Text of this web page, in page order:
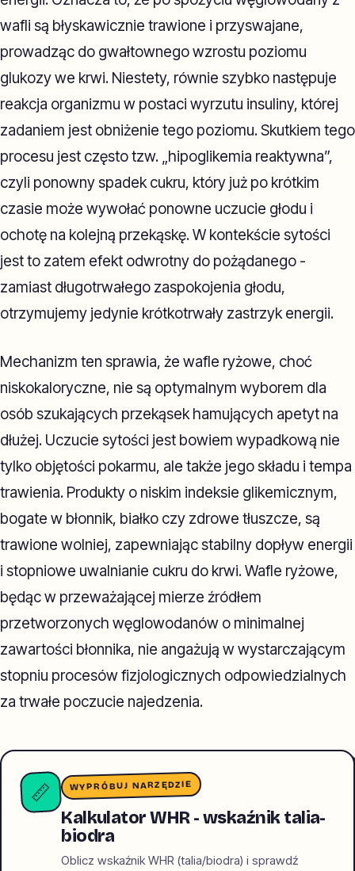
wafli są błyskawicznie trawione i przyswajane,
prowadząc do gwałtownego wzrostu poziomu
glukozy we krwi. Niestety, równie szybko następuje
reakcja organizmu w postaci wyrzutu insuliny, której
zadaniem jest obniżenie tego poziomu. Skutkiem tego
procesu jest często tzw. „hipoglikemia reaktywna”,
czyli ponowny spadek cukru, który już po krótkim
czasie może wywołać ponowne uczucie głodu i
ochotę na kolejną przekąskę. W kontekście sytości
jest to zatem efekt odwrotny do pożądanego -
zamiast długotrwałego zaspokojenia głodu,
otrzymujemy jedynie krótkotrwały zastrzyk energii.
Mechanizm ten sprawia, że wafle ryżowe, choć
niskokaloryczne, nie są optymalnym wyborem dla
osób szukających przekąsek hamujących apetyt na
dłużej. Uczucie sytości jest bowiem wypadkową nie
tylko objętości pokarmu, ale także jego składu i tempa
trawienia. Produkty o niskim indeksie glikemicznym,
bogate w błonnik, białko czy zdrowe tłuszcze, są
trawione wolniej, zapewniając stabilny dopływ energii
i stopniowe uwalnianie cukru do krwi. Wafle ryżowe,
będąc w przeważającej mierze źródłem
przetworzonych węglowodanów o minimalnej
zawartości błonnika, nie angażują w wystarczającym
stopniu procesów fizjologicznych odpowiedzialnych
za trwałe poczucie najedzenia.
📏 WYPRÓBUJ NARZĘDZIE
Kalkulator WHR - wskaźnik talia-
biodra
Oblicz wskaźnik WHR (talia/biodra) i sprawdź